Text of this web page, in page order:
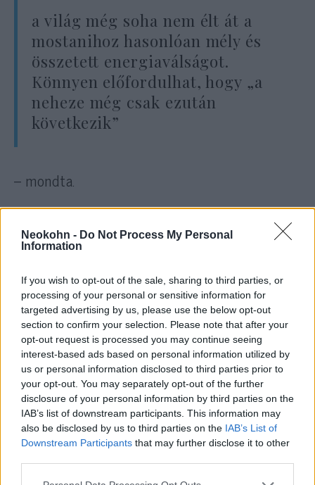
Neokohn - Do Not Process My Personal
Information
If you wish to opt-out of the sale, sharing to third parties, or
processing of your personal or sensitive information for
targeted advertising by us, please use the below opt-out
section to confirm your selection. Please note that after your
opt-out request is processed you may continue seeing
interest-based ads based on personal information utilized by
us or personal information disclosed to third parties prior to
your opt-out. You may separately opt-out of the further
disclosure of your personal information by third parties on the
IAB’s list of downstream participants. This information may
also be disclosed by us to third parties on the IAB’s List of
Downstream Participants that may further disclose it to other
Please note that this website/app uses one or more Google
a világ még soha nem élt át a
mostanihoz hasonlóan mély és
összetett energiaválságot.
Könnyen előfordulhat, hogy „a
neheze még csak ezután
következik”
– mondta.
Az energiaválsággal kapcsolatos
aggodalmakat csak tovább fokozta, hogy
Oroszország a rutinszerű karbantartási
munkák elvégzésére leállította a
gázszállítást az európai gázellátásban
kulcsfontosságú Északi Áramlat-1
gázvezetéken. Hétfő reggel óta nem érkezik
több gáz a vezetéken Németországba.
Európai politikusok attól tartanak, hogy